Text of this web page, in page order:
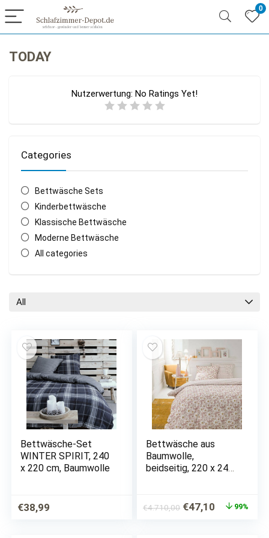
0
TODAY
Nutzerwertung: No Ratings Yet!
Categories
Bettwäsche Sets
Kinderbettwäsche
Klassische Bettwäsche
Moderne Bettwäsche
All categories
All
Bettwäsche-Set
WINTER SPIRIT, 240
x 220 cm, Baumwolle
€38,99
Bettwäsche aus
Baumwolle,
beidseitig, 220 x 240
€4.710,00 Ursprünglicher
€47,10 Aktueller
99%